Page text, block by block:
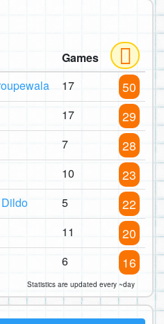
Games
17 50
17 29
7 28
10 23
5 22
11 20
6 16
Statistics are updated every ~day